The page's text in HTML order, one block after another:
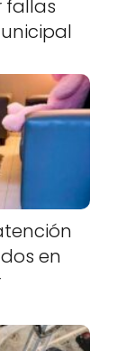
fallas
en